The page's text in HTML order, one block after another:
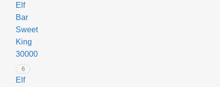
Elf
Bar
Sweet
King
30000
6
Elf
I
e